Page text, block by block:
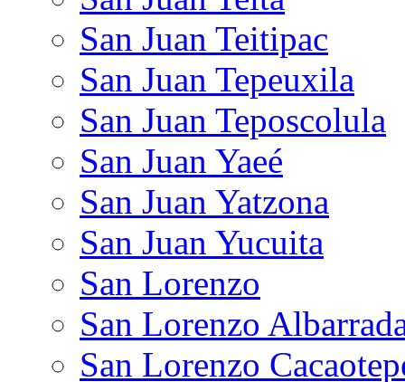
San Juan Teitipac
San Juan Tepeuxila
San Juan Teposcolula
San Juan Yaeé
San Juan Yatzona
San Juan Yucuita
San Lorenzo
San Lorenzo
San Lorenzo